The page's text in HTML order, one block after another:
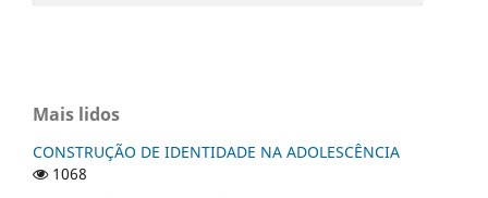
Mais lidos
CONSTRUÇÃO DE IDENTIDADE NA ADOLESCÊNCIA
1068